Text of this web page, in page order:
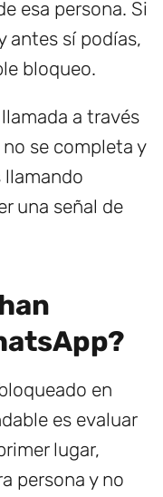
esa persona. Si
antes sí podías,
bloqueo.
a través
se completa y
llamando
una señal de
en
es evaluar
lugar,
persona y no